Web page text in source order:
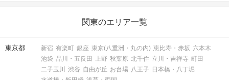
関東のエリア一覧
東京都 新宿 有楽町 銀座 東京(八重洲・丸の内) 恵比寿・赤坂 六本木
池袋 品川・五反田 上野 秋葉原 北千住 立川・吉祥寺 町田
二子玉川
渋谷 自由が丘 お台場 八王子 日本橋・八丁堀